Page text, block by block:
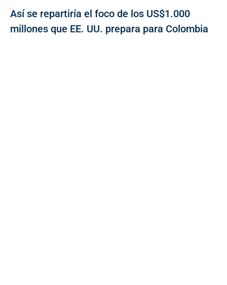
Así se repartiría el foco de los US$1.000
millones que EE. UU. prepara para Colombia